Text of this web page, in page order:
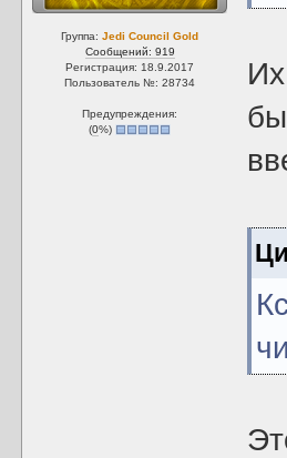
Группа:Jedi Council Gold
Сообщений: 919
Регистрация: 18.9.2017
Пользователь №: 28734
Предупреждения:
(0%)